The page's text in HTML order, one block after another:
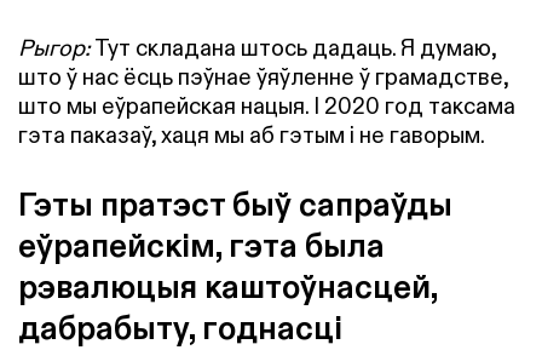
Рыгор:Тут складана штось дадаць. Я думаю,
што ў нас ёсць пэўнае ўяўленне ў грамадстве,
што мы еўрапейская нацыя. І 2020 год таксама
гэта паказаў, хаця мы аб гэтым і не гаворым.
Гэты пратэст быў сапраўды
еўрапейскім, гэта была
рэвалюцыя каштоўнасцей,
дабрабыту, годнасці